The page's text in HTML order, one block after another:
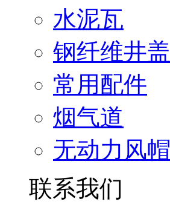
水泥瓦
钢纤维井盖
常用配件
烟气道
无动力风帽
联系我们